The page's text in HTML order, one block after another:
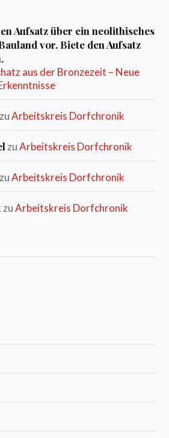
Aufsatz über ein neolithisches
vor. Biete den Aufsatz
aus der Bronzezeit – Neue
zuArbeitskreis Dorfchronik
zuArbeitskreis Dorfchronik
zuArbeitskreis Dorfchronik
zuArbeitskreis Dorfchronik